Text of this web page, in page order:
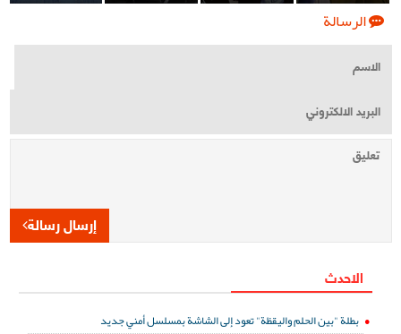
الرسالة
إرسال رسالة
الاحدث
بطلة "بين الحلم واليقظة" تعود إلى الشاشة بمسلسل أمني جديد